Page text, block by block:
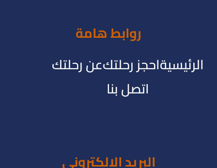
روابط هامة
الرئيسيةاحجز رحلتكعن رحلتك
اتصل بنا
البريد الالكترونى